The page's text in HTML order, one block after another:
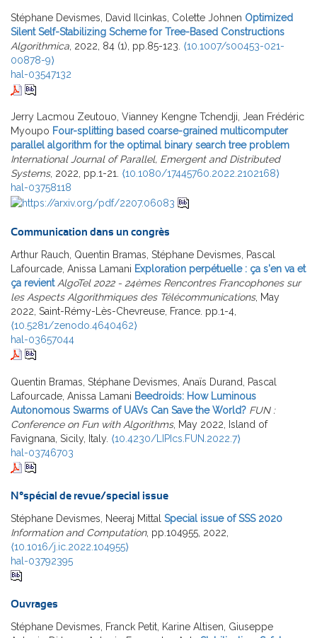
Stéphane Devismes, David Ilcinkas, Colette Johnen Optimized
Silent Self-Stabilizing Scheme for Tree-Based Constructions
Algorithmica, 2022, 84 (1), pp.85-123. ⟨10.1007/s00453-021-
00878-9⟩
hal-03547132
Jerry Lacmou Zeutouo, Vianney Kengne Tchendji, Jean Frédéric
Myoupo Four-splitting based coarse-grained multicomputer
parallel algorithm for the optimal binary search tree problem
International Journal of Parallel, Emergent and Distributed
Systems, 2022, pp.1-21. ⟨10.1080/17445760.2022.2102168⟩
hal-03758118
Communication dans un congrès
Arthur Rauch, Quentin Bramas, Stéphane Devismes, Pascal
Lafourcade, Anissa Lamani Exploration perpétuelle : ça s'en va et
ça revient AlgoTel 2022 - 24èmes Rencontres Francophones sur
les Aspects Algorithmiques des Télécommunications, May
2022, Saint-Rémy-Lès-Chevreuse, France. pp.1-4,
⟨10.5281/zenodo.4640462⟩
hal-03657044
Quentin Bramas, Stéphane Devismes, Anaïs Durand, Pascal
Lafourcade, Anissa Lamani Beedroids: How Luminous
Autonomous Swarms of UAVs Can Save the World? FUN :
Conference on Fun with Algorithms, May 2022, Island of
Favignana, Sicily, Italy. ⟨10.4230/LIPIcs.FUN.2022.7⟩
hal-03746703
N°spécial de revue/special issue
Stéphane Devismes, Neeraj Mittal Special issue of SSS 2020
Information and Computation, pp.104955, 2022,
⟨10.1016/j.ic.2022.104955⟩
hal-03792395
Ouvrages
Stéphane Devismes, Franck Petit, Karine Altisen, Giuseppe